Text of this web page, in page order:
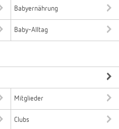
Babyernährung
Baby-Alltag
Mitglieder
Clubs